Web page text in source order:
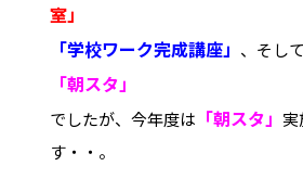
室」
「学校ワーク完成講座」 、そし
「朝スタ」
でしたが、今年度は 「朝スタ」
す・・。